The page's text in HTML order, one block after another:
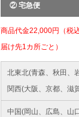
② 宅急便
商品代金22,000円（税
届け先1カ所ごと）
北東北(青森、秋田、
関西(大阪、京都、滋
中国(岡山、広島、山